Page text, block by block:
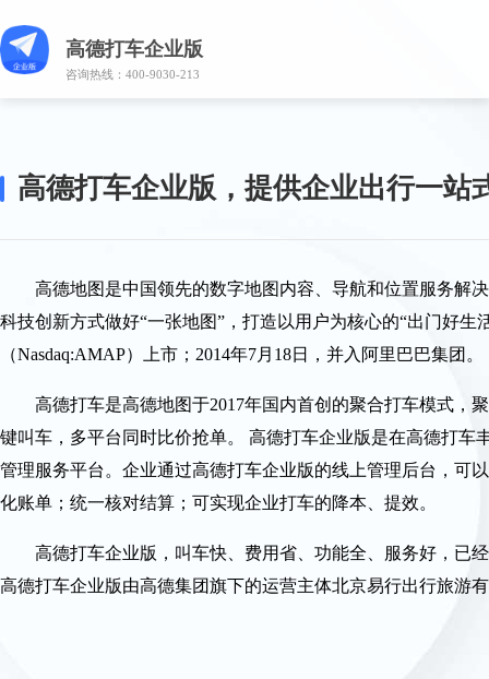
高德打车企业版
咨询热线： 400-9030-213
高德打车企业版，提供企业出行一站
高德地图是中国领先的数字地图内容、导航和位置服务解
科技创新方式做好“一张地图”，打造以用户为核心的“出门好
（Nasdaq:AMAP）上市；2014年7月18日，并入阿里巴巴集团。
高德打车是高德地图于2017年国内首创的聚合打车模式，
键叫车，多平台同时比价抢单。 高德打车企业版是在高德打
管理服务平台。企业通过高德打车企业版的线上管理后台，可
化账单；统一核对结算；可实现企业打车的降本、提效。
高德打车企业版，叫车快、费用省、功能全、服务好，已
高德打车企业版由高德集团旗下的运营主体北京易行出行旅游